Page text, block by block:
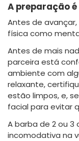
A preparação
Antes de
física como
Antes de mais
parceira está
ambiente com
relaxante,
estão limpos, e,
facial para evitar
A barba de 2 ou
incomodativa na